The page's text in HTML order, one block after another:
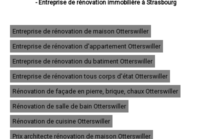
- Entreprise de rénovation immobilière à Strasbourg
- Entreprise de rénovation immobilière à Illkirch-Graffenstaden
- Entreprise de rénovation immobilière à Sélestat
- Entreprise de rénovation immobilière à Bischheim
- Entreprise de rénovation immobilière à Lingolsheim
- Entreprise de rénovation immobilière à Bischwiller
- Entreprise de rénovation immobilière à Saverne
- Entreprise de rénovation immobilière à Obernai
- Entreprise de rénovation immobilière à Ostwald
- Entreprise de rénovation immobilière à Hœnheim
- Entreprise de rénovation immobilière à Erstein
- Entreprise de rénovation immobilière à Brumath
- Entreprise de rénovation immobilière à Molsheim
Entreprise de rénovation de maison Otterswiller
Entreprise de rénovation d'appartement Otterswiller
Entreprise de rénovation du batiment Otterswiller
Entreprise de rénovation tous corps d'état Otterswiller
Rénovation de façade en pierre, brique, chaux Otterswiller
Rénovation de salle de bain Otterswiller
Rénovation de cuisine Otterswiller
Prix architecte rénovation de maison Otterswiller